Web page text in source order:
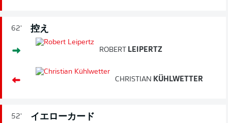
62' 控え
ROBERT LEIPERTZ
CHRISTIAN KÜHLWETTER
52' イエローカード